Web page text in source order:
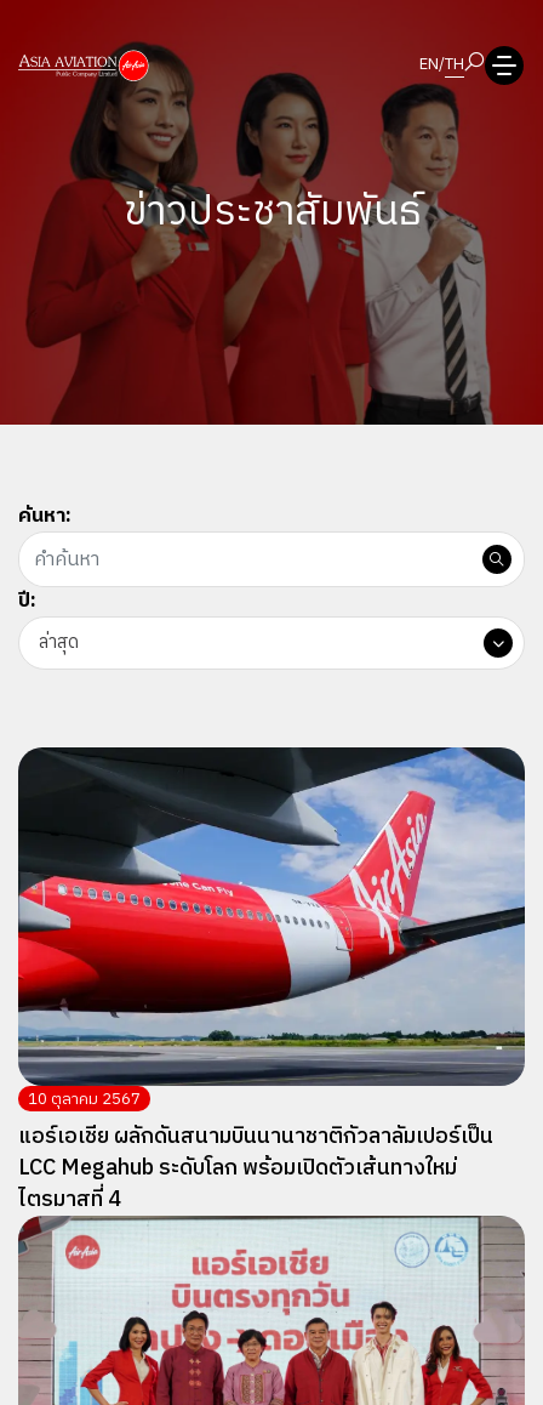
EN/TH
ข่าวประชาสัมพันธ์
ค้นหา:
ปี:
ล่าสุด
10 ตุลาคม 2567
แอร์เอเชีย ผลักดันสนามบินนานาชาติกัวลาลัมเปอร์เป็น
LCC Megahub ระดับโลก พร้อมเปิดตัวเส้นทางใหม่
ไตรมาสที่ 4